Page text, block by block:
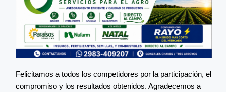
Felicitamos a todos los competidores por la participación, el
compromiso y los resultados obtenidos. Agradecemos a